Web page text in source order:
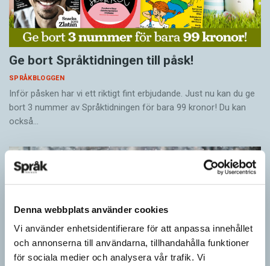
Denna webbplats använder cookies
Vi använder enhetsidentifierare för att anpassa innehållet
och annonserna till användarna, tillhandahålla funktioner
för sociala medier och analysera vår trafik. Vi
Ge bort Språktidningen till påsk!
SPRÅKBLOGGEN
Inför påsken har vi ett riktigt fint erbjudande. Just nu kan du ge
bort 3 nummer av Språktidningen för bara 99 kronor! Du kan
också…